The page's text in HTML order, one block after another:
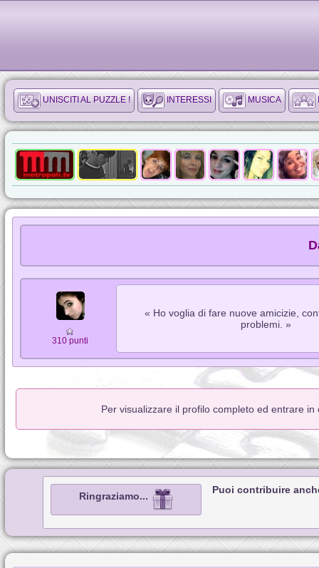
UNISCITI AL PUZZLE ! INTERESSI MUSICA
310 punti
« Ho voglia di fare nuove amicizie,
problemi. »
Per visualizzare il profilo completo ed entrare
Ringraziamo...
Puoi contribuire